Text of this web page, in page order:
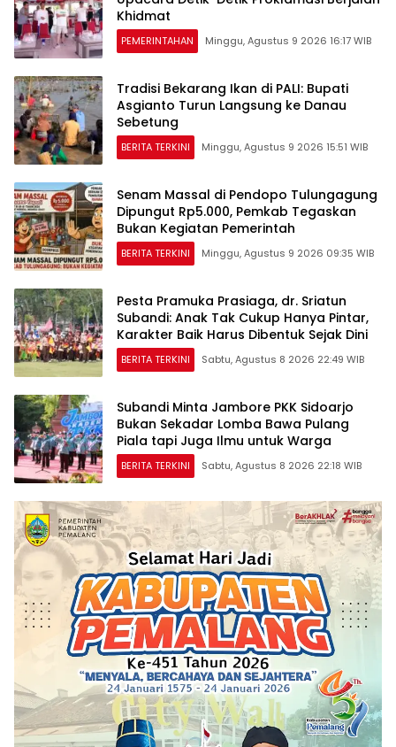
Khidmat
PEMERINTAHAN Minggu, Agustus 9 2026 16:17 WIB
Tradisi Bekarang Ikan di PALI: Bupati
Asgianto Turun Langsung ke Danau
Sebetung
BERITA TERKINI Minggu, Agustus 9 2026 15:51 WIB
Senam Massal di Pendopo Tulungagung
Dipungut Rp5.000, Pemkab Tegaskan
Bukan Kegiatan Pemerintah
BERITA TERKINI Minggu, Agustus 9 2026 09:35 WIB
Pesta Pramuka Prasiaga, dr. Sriatun
Subandi: Anak Tak Cukup Hanya Pintar,
Karakter Baik Harus Dibentuk Sejak Dini
BERITA TERKINI Sabtu, Agustus 8 2026 22:49 WIB
Subandi Minta Jambore PKK Sidoarjo
Bukan Sekadar Lomba Bawa Pulang
Piala tapi Juga Ilmu untuk Warga
BERITA TERKINI Sabtu, Agustus 8 2026 22:18 WIB